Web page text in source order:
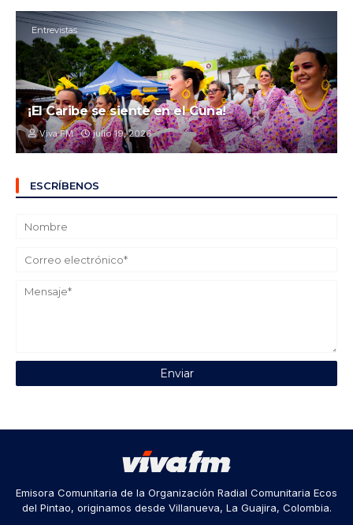
Entrevistas
¡El Caribe se siente en el Cuna!
Viva FM julio 19, 2026
ESCRÍBENOS
Emisora Comunitaria de la Organización Radial Comunitaria Ecos
del Pintao, originamos desde Villanueva, La Guajira, Colombia.